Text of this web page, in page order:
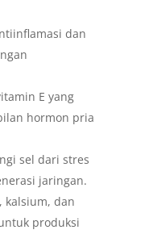
dan
E yang
hormon pria
sel dari stres
jaringan.
kalsium, dan
produksi